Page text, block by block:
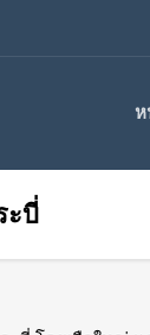
ห
ะบี่